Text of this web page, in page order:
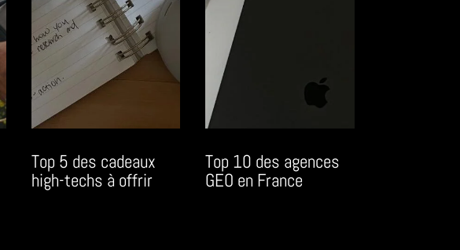
Top 5 des cadeaux
high-techs à offrir
Top 10 des agences
GEO en France